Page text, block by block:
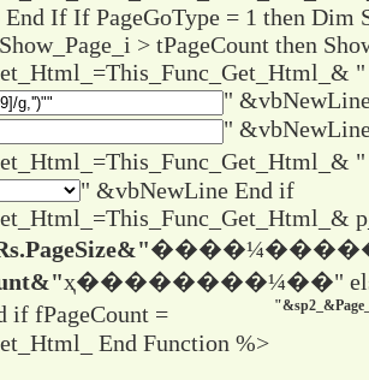
If If PageGoType = 1 then Dim
> tPageCount then
"
"
"
" &vbNewLine End if
ҳ��������¼��"
fPageCount =
End Function %>